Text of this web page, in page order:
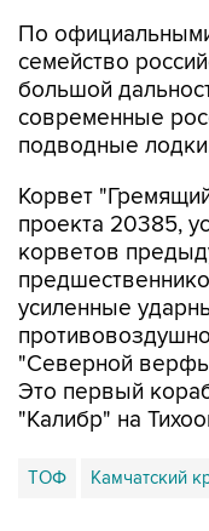
По
семейство
большой
современные
подводные
Корвет
проекта 20385,
корветов
усиленные
"Северной
Это первый
"Калибр" на
ТОФ Камчатский